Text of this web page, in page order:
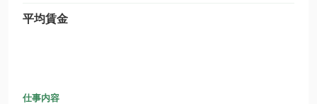
平均賃金
仕事内容